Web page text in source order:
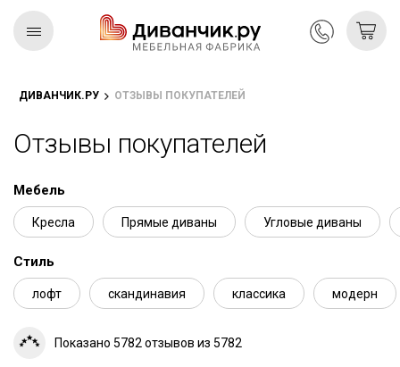
ДИВАНЧИК.РУ ОТЗЫВЫ ПОКУПАТЕЛЕЙ
Отзывы покупателей
Мебель
Кресла Прямые диваны Угловые диваны
Стиль
лофт скандинавия классика модерн
Показано 5782 отзывов из 5782
коллекция